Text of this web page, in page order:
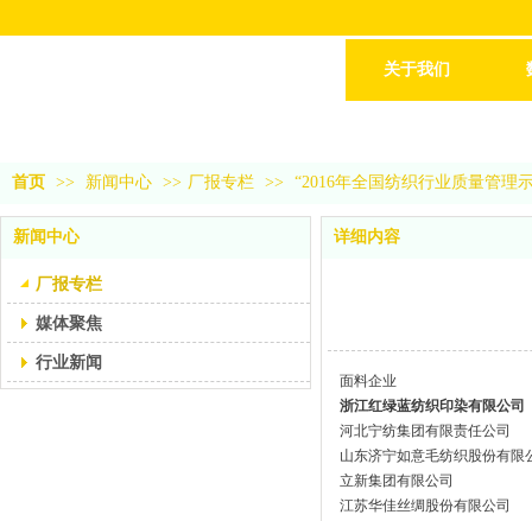
关于我们
首页 >> 新闻中心 >> 厂报专栏 >> “2016年全国纺织行业质量管理
新闻中心
厂报专栏
媒体聚焦
行业新闻
详细内容
面料企业
浙江红绿蓝纺织印染有限公司
河北宁纺集团有限责任公司
山东济宁如意毛纺织股份有限
立新集团有限公司
江苏华佳丝绸股份有限公司